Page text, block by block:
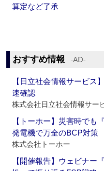
算定など了承
おすすめ情報 ‐AD‐
【日立社会情報サービス
速確認
株式会社日立社会情報サー
【トーホー】災害時で
発電機で万全のBCP対策
株式会社トーホー
【開催報告】ウェビナー